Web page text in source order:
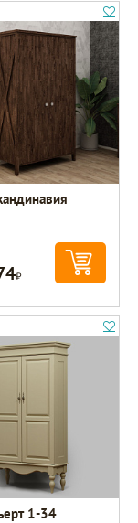
Р
1-34